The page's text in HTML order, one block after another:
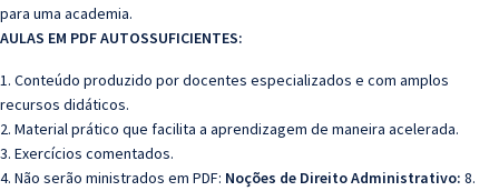
para uma academia.
AULAS EM PDF AUTOSSUFICIENTES:
1. Conteúdo produzido por docentes especializados e com amplos
recursos didáticos.
2. Material prático que facilita a aprendizagem de maneira acelerada.
3. Exercícios comentados.
4. Não serão ministrados em PDF: Noções de Direito Administrativo: 8.